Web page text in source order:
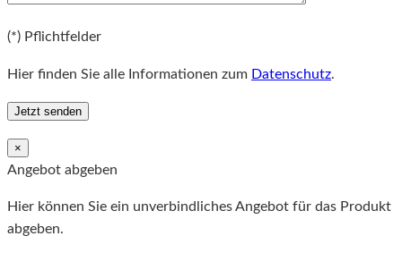
(*) Pflichtfelder
Hier finden Sie alle Informationen zum Datenschutz.
×
Angebot abgeben
Hier können Sie ein unverbindliches Angebot für das Produkt
abgeben.